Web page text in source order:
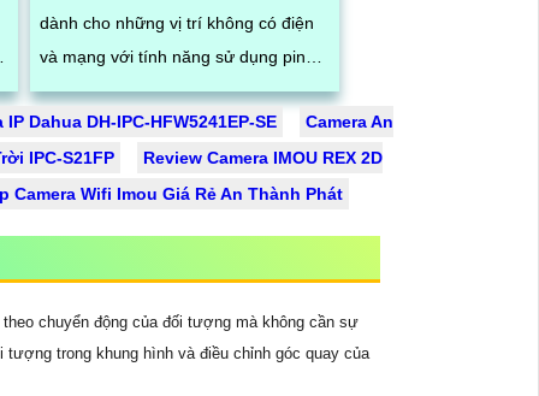
dành cho những vị trí không có điện
và mạng với tính năng sử dụng pin
năng lượng mặt trời và sim 4G. Ngoài
ra...
IP Dahua DH-IPC-HFW5241EP-SE
Camera An
IPC-S21FP
Review Camera IMOU REX 2D
Camera Wifi Imou Giá Rẻ An Thành Phát
chuyển động của đối tượng mà không cần sự
trong khung hình và điều chỉnh góc quay của